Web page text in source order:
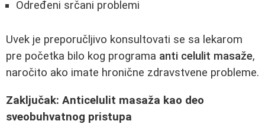
Određeni srčani problemi
Uvek je preporučljivo konsultovati se sa lekarom
pre početka bilo kog programa anti celulit masaže,
naročito ako imate hronične zdravstvene probleme.
Zaključak: Anticelulit masaža kao deo
sveobuhvatnog pristupa